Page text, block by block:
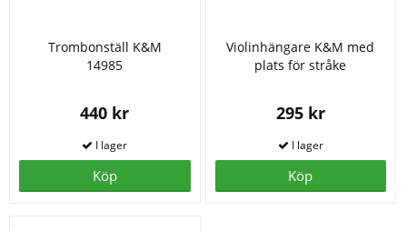
Trombonställ K&M
14985
440 kr
Köp
Violinhängare K&M med
plats för stråke
295 kr
Köp